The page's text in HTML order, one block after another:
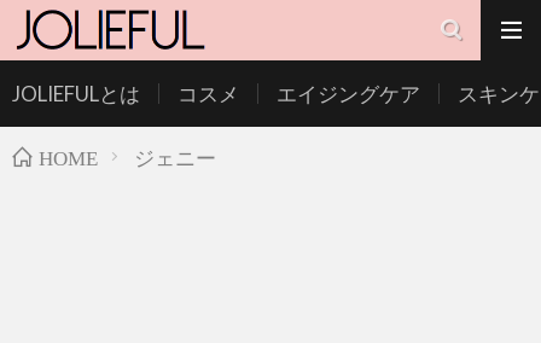
JOLIEFULとは コスメ エイジングケア スキン
HOME ジェニー